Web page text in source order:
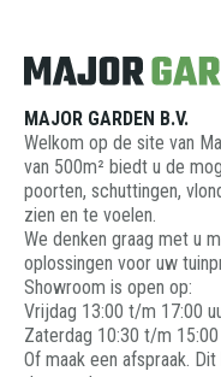
MAJOR GARDEN B.V.
Welkom op de site van
van 500m² biedt u de
poorten, schuttingen,
zien en te voelen.
We denken graag met u
oplossingen voor uw
Showroom is open op:
Vrijdag 13:00 t/m 17:00
Zaterdag 10:30 t/m
Of maak een afspraak.